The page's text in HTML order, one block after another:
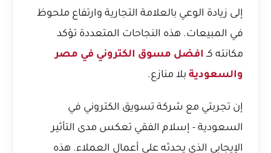
إلى زيادة الوعي بالعلامة التجارية وارتفاع ملحوظ
في المبيعات. هذه النجاحات المتعددة تؤكد
مكانته كـ افضل مسوق الكتروني في مصر
والسعودية بلا منازع.
إن تجربتي مع شركة تسويق الكتروني في
السعودية - إسلام الفقي تعكس مدى التأثير
الإيجابي الذي يحدثه على أعمال العملاء. هذه